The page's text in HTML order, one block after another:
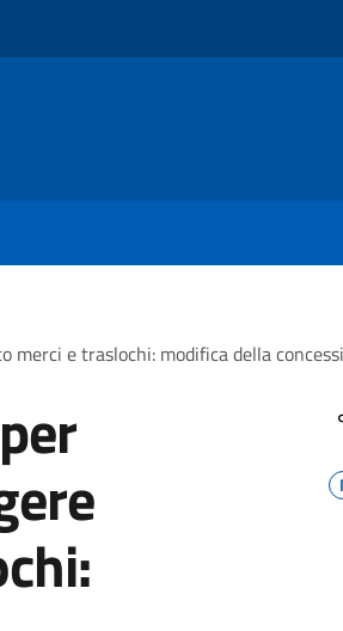
merci e traslochi: modifica della